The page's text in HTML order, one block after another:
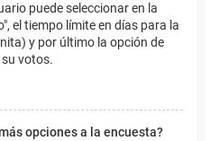
puede seleccionar en la
el tiempo límite en días para la
y por último la opción de
votos.
opciones a la encuesta?